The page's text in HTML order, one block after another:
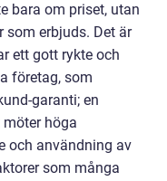
bara om priset, utan
som erbjuds. Det är
ett gott rykte och
företag, som
garanti; en
höga
och användning av
som många